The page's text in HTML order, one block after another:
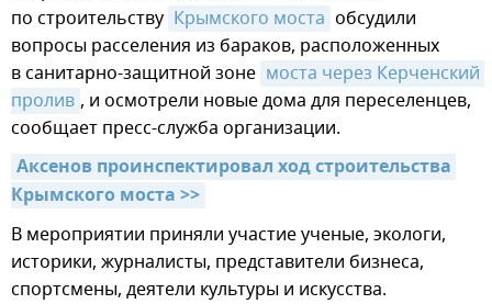
по строительству Крымского моста обсудили
вопросы расселения из бараков, расположенных
в санитарно-защитной зоне моста через Керченский
пролив , и осмотрели новые дома для переселенцев,
сообщает пресс-служба организации.
Аксенов проинспектировал ход строительства
Крымского моста >>
В мероприятии приняли участие ученые, экологи,
историки, журналисты, представители бизнеса,
спортсмены, деятели культуры и искусства.